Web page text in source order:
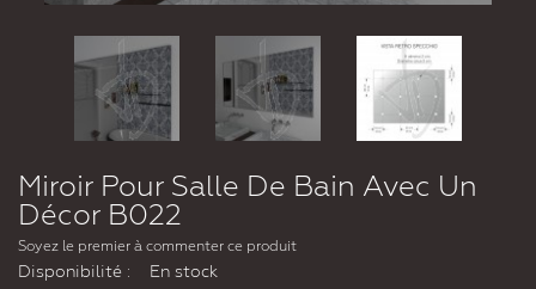
Miroir Pour Salle De Bain Avec Un
Décor B022
Soyez le premier à commenter ce produit
Disponibilité :
En stock